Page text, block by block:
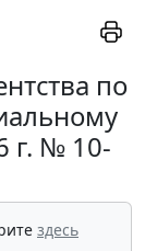
по
г. № 10-
здесь